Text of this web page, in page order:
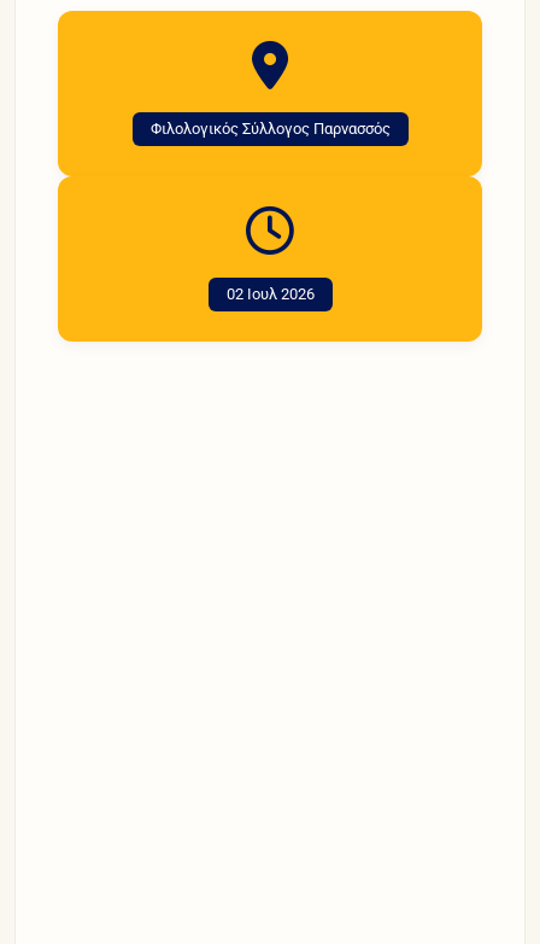
Φιλολογικός Σύλλογος Παρνασσός
02 Ιουλ 2026